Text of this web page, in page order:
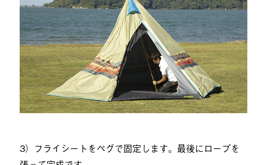
3）フライシートをペグで固定します。最後にロープを